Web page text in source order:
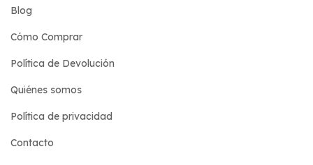
Blog
Cómo Comprar
Política de Devolución
Quiénes somos
Política de privacidad
Contacto